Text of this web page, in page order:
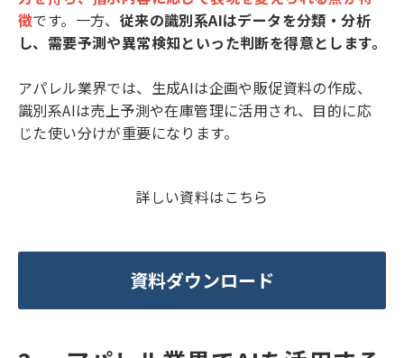
徴です。一方、 従来の識別系AIはデータを分類・分析
し、需要予測や異常検知といった判断を得意とします。
アパレル業界では、生成AIは企画や販促資料の作成、
識別系AIは売上予測や在庫管理に活用され、目的に応
じた使い分けが重要になります。
詳しい資料はこちら
資料ダウンロード